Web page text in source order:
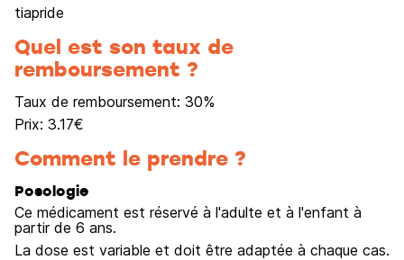
tiapride
Quel est son taux de
remboursement ?
Taux de remboursement: 30%
Prix: 3.17€
Comment le prendre ?
Posologie
Ce médicament est réservé à l'adulte et à l'enfant à
partir de 6 ans.
La dose est variable et doit être adaptée à chaque cas.